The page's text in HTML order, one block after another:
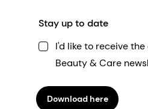
Stay up to date
I'd like to receive
Beauty & Care
Download here